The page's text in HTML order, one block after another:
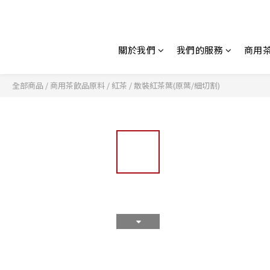
關於我們 我們的服務 商用
全部商品 / 商用茶飲品原料 / 紅茶 /散裝紅茶葉(原葉/細切割)